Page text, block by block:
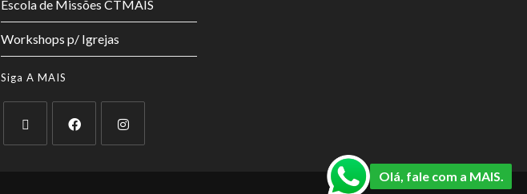
Escola de Missões CTMAIS
Workshops p/ Igrejas
Siga A MAIS
Olá, fale com a MAIS.